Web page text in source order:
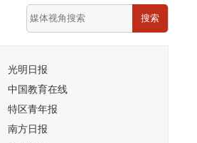
搜索
光明日报
中国教育在线
特区青年报
南方日报